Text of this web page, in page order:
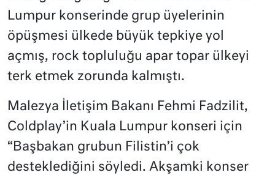
Lumpur konserinde grup üyelerinin
öpüşmesi ülkede büyük tepkiye yol
açmış, rock topluluğu apar topar ülkeyi
terk etmek zorunda kalmıştı.
Malezya İletişim Bakanı Fehmi Fadzilit,
Coldplay’in Kuala Lumpur konseri için
“Başbakan grubun Filistin’i çok
desteklediğini söyledi. Akşamki konser